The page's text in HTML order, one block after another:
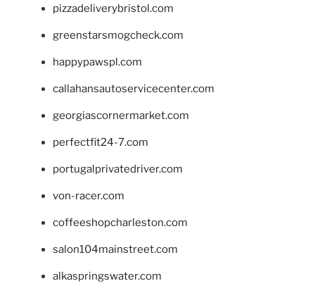
pizzadeliverybristol.com
greenstarsmogcheck.com
happypawspl.com
callahansautoservicecenter.com
georgiascornermarket.com
perfectfit24-7.com
portugalprivatedriver.com
von-racer.com
coffeeshopcharleston.com
salon104mainstreet.com
alkaspringswater.com